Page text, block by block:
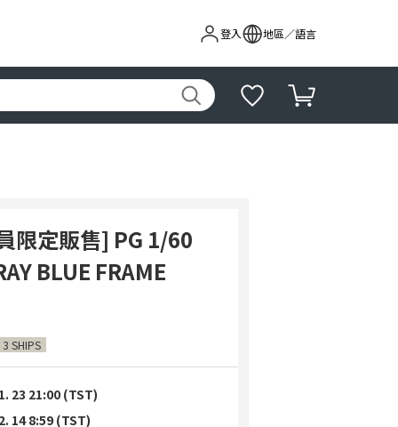
登入 地區／語言
限定販售] PG 1/60
BLUE FRAME
SHIPS
23 21:00 (TST)
14 8:59 (TST)